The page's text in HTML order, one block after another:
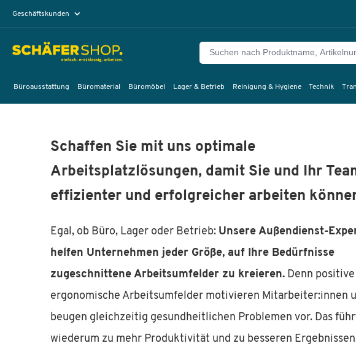
Geschäftskunden
Büroausstattung Büromaterial Büromöbel Lager & Betrieb Reinigung & Hygiene Technik
Schaffen Sie mit uns optimale
Arbeitsplatzlösungen, damit Sie und Ihr
effizienter und erfolgreicher arbeiten
Egal, ob Büro, Lager oder Betrieb: Unsere Außendienst-
helfen Unternehmen jeder Größe, auf Ihre Bedürfnisse
zugeschnittene Arbeitsumfelder zu kreieren. Denn
ergonomische Arbeitsumfelder motivieren Mitarbeiter:innen
beugen gleichzeitig gesundheitlichen Problemen vor. Das
wiederum zu mehr Produktivität und zu besseren